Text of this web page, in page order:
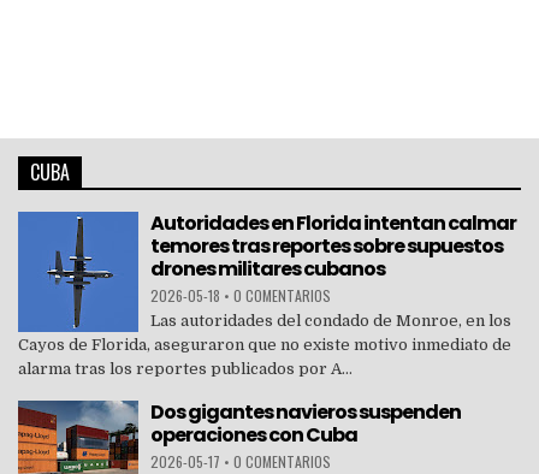
CUBA
Autoridades en Florida intentan calmar
temores tras reportes sobre supuestos
drones militares cubanos
2026-05-18 • 0 COMENTARIOS
Las autoridades del condado de Monroe, en los
Cayos de Florida, aseguraron que no existe motivo inmediato de
alarma tras los reportes publicados por A...
Dos gigantes navieros suspenden
operaciones con Cuba
2026-05-17 • 0 COMENTARIOS